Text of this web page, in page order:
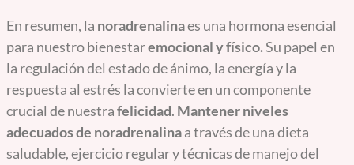
En resumen, la noradrenalinaes una hormona esencial
para nuestro bienestaremocional y físico.Su papel en
la regulación del estado de ánimo, la energía y la
respuesta al estrés la convierte en un componente
crucial de nuestrafelicidad. Mantener niveles
adecuados de noradrenalinaa través de una dieta
saludable, ejercicio regular y técnicas de manejo del